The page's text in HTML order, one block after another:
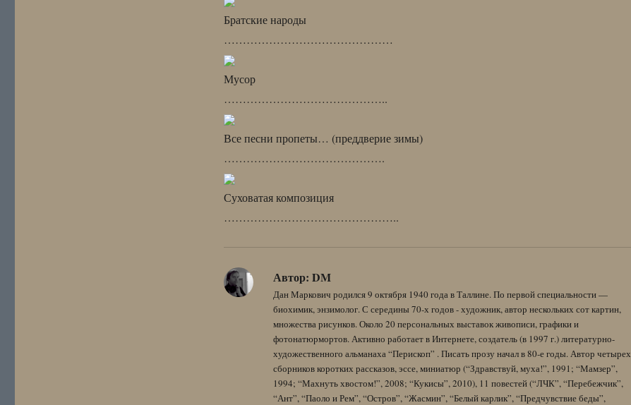
Братские народы
………………………………………
Мусор
……………………………………..
Все песни пропеты… (преддверие зимы)
…………………………………….
Суховатая композиция
………………………………………..
Автор: DM
Дан Маркович родился 9 октября 1940 года в Таллине. По первой специальности —
биохимик, энзимолог. С середины 70-х годов - художник, автор нескольких сот картин,
множества рисунков. Около 20 персональных выставок живописи, графики и
фотонатюрмортов. Активно работает в Интернете, создатель (в 1997 г.) литературно-
художественного альманаха “Перископ” . Писать прозу начал в 80-е годы. Автор четырех
сборников коротких рассказов, эссе, миниатюр (“Здравствуй, муха!”, 1991; “Мамзер”,
1994; “Махнуть хвостом!”, 2008; “Кукисы”, 2010), 11 повестей (“ЛЧК”, “Перебежчик”,
“Ант”, “Паоло и Рем”, “Остров”, “Жасмин”, “Белый карлик”, “Предчувствие беды”,